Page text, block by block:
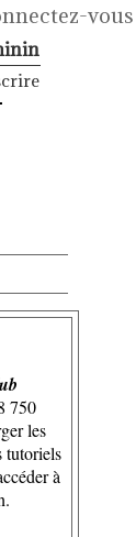
vous
750
les
tutoriels
à